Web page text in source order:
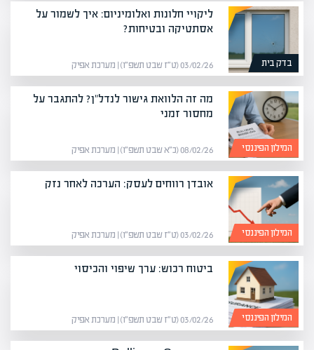
בדק בית
ליקויי חלונות ואלומיניום: איך לשמור על
אסתטיקה ובטיחות?
03/02/26 (ט״ז שבט תשפ״ו) | מערכת אפיק
המילון הפיננסי
מה זה הלוואת גישור לנדל"ן? להתגבר על
מחסור זמני
08/02/26 (כ״א שבט תשפ״ו) | מערכת אפיק
המילון הפיננסי
אובדן רווחים לעסק: הערכה לאחר נזק
03/02/26 (ט״ז שבט תשפ״ו) | מערכת אפיק
המילון הפיננסי
ביטוח רכוש: ערך שיפוי והכיסוי
03/02/26 (ט״ז שבט תשפ״ו) | מערכת אפיק